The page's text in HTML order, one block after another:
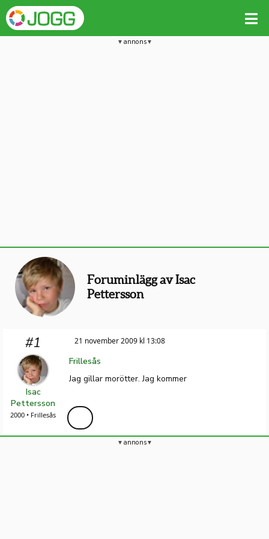
annons
Foruminlägg av Isac
Pettersson
#1
Isac
Pettersson
2000 • Frillesås
21 november 2009 kl 13:08
Frillesås
Jag gillar morötter. Jag kommer
annons